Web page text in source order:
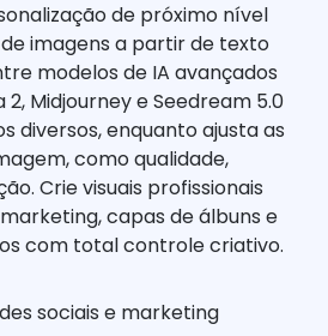
de próximo nível
imagens a partir de texto
modelos de IA avançados
Midjourney e Seedream 5.0
diversos, enquanto ajusta as
como qualidade,
Crie visuais profissionais
capas de álbuns e
com total controle criativo.
sociais e marketing